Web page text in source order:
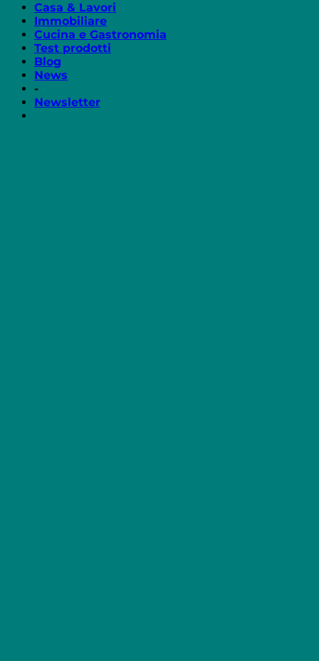
Casa & Lavori
Immobiliare
Cucina e Gastronomia
Test prodotti
Blog
News
-
Newsletter